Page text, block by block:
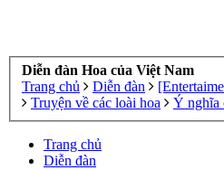
Diễn đàn Hoa của Việt Nam
Trang chủ
Diễn đàn
Truyện về các loài hoa
Ý nghĩa
Trang chủ
Diễn đàn